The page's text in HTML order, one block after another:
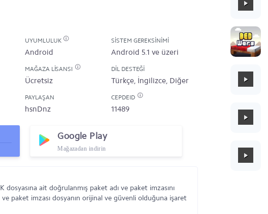
UYUMLULUK
Android
SISTEM GEREKSINIMI
Android 5.1 ve üzeri
MAĞAZA LISANSI
Ücretsiz
DIL DESTEĞI
Türkçe, İngilizce, Diğer
PAYLAŞAN
hsnDnz
CEPDEID
11489
Google Play
Mağazadan indirin
ait doğrulanmış paket adı ve paket imzasını
paket imzası dosyanın orijinal ve güvenli olduğuna işaret